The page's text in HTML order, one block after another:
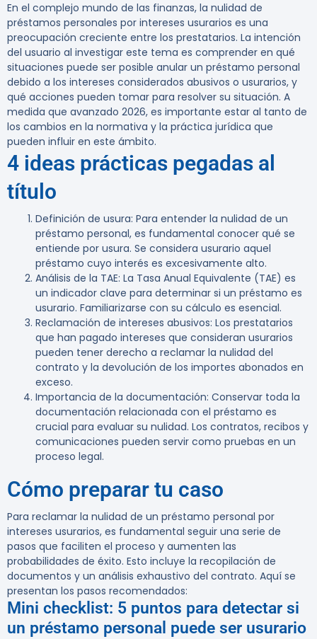
En el complejo mundo de las finanzas, la nulidad de
préstamos personales por intereses usurarios es una
preocupación creciente entre los prestatarios. La intención
del usuario al investigar este tema es comprender en qué
situaciones puede ser posible anular un préstamo personal
debido a los intereses considerados abusivos o usurarios, y
qué acciones pueden tomar para resolver su situación. A
medida que avanzado 2026, es importante estar al tanto de
los cambios en la normativa y la práctica jurídica que
pueden influir en este ámbito.
4 ideas prácticas pegadas al
título
Definición de usura: Para entender la nulidad de un
préstamo personal, es fundamental conocer qué se
entiende por usura. Se considera usurario aquel
préstamo cuyo interés es excesivamente alto.
Análisis de la TAE: La Tasa Anual Equivalente (TAE) es
un indicador clave para determinar si un préstamo es
usurario. Familiarizarse con su cálculo es esencial.
Reclamación de intereses abusivos: Los prestatarios
que han pagado intereses que consideran usurarios
pueden tener derecho a reclamar la nulidad del
contrato y la devolución de los importes abonados en
exceso.
Importancia de la documentación: Conservar toda la
documentación relacionada con el préstamo es
crucial para evaluar su nulidad. Los contratos, recibos y
comunicaciones pueden servir como pruebas en un
proceso legal.
Cómo preparar tu caso
Para reclamar la nulidad de un préstamo personal por
intereses usurarios, es fundamental seguir una serie de
pasos que faciliten el proceso y aumenten las
probabilidades de éxito. Esto incluye la recopilación de
documentos y un análisis exhaustivo del contrato. Aquí se
presentan los pasos recomendados:
Mini checklist: 5 puntos para detectar si
un préstamo personal puede ser usurario